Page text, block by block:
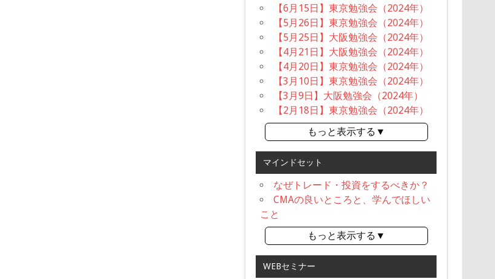
【6月15日】東京勉強会（2024年）
【5月26日】東京勉強会（2024年）
【5月25日】大阪勉強会（2024年）
【4月21日】大阪勉強会（2024年）
【4月20日】東京勉強会（2024年）
【3月10日】東京勉強会（2024年）
【3月9日】大阪勉強会（2024年）
【2月18日】東京勉強会（2024年）
もっと表示する▼
マインドセット
なぜトレード・投資をするべきか？
CMAの良いところと、学んでほしい
こと
もっと表示する▼
WEBセミナー